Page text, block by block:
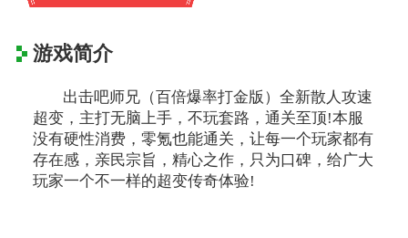
游戏简介
出击吧师兄（百倍爆率打金版）全新散人攻速
超变，主打无脑上手，不玩套路，通关至顶!本服
没有硬性消费，零氪也能通关，让每一个玩家都有
存在感，亲民宗旨，精心之作，只为口碑，给广大
玩家一个不一样的超变传奇体验!